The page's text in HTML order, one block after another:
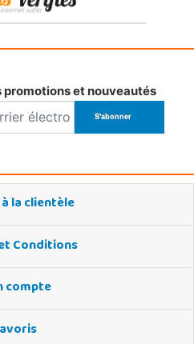
promotions et nouveautés
la clientèle
Conditions
compte